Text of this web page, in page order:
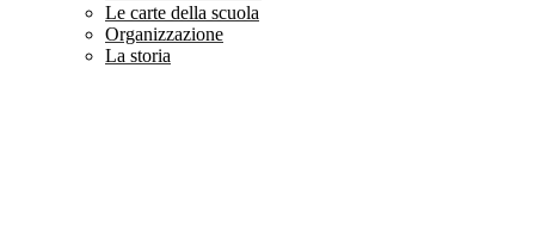
Le carte della scuola
Organizzazione
La storia